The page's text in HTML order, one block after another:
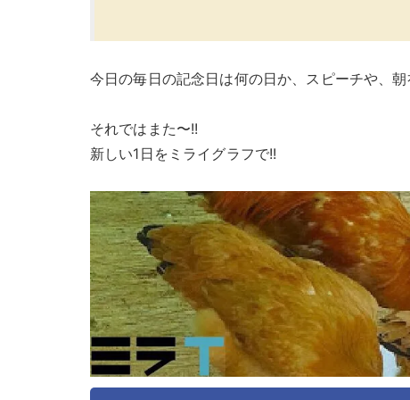
今日の毎日の記念日は何の日か、スピーチや、
それではまた〜!!
新しい1日をミライグラフで!!